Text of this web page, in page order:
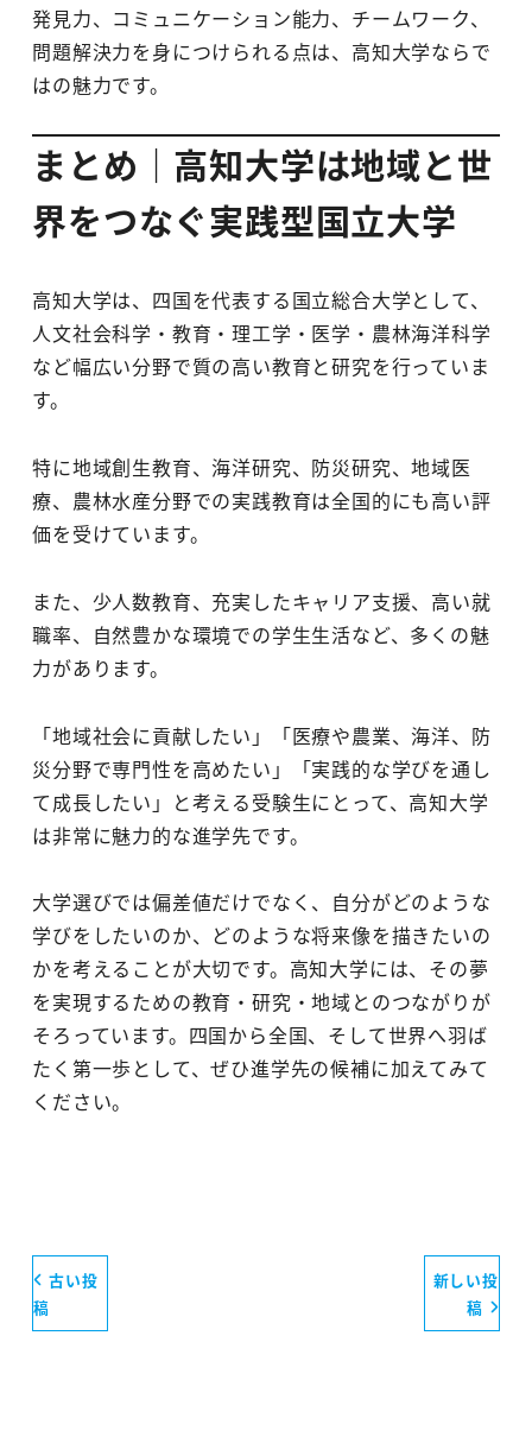
発見力、コミュニケーション能力、チームワーク、
問題解決力を身につけられる点は、高知大学ならで
はの魅力です。
まとめ｜高知大学は地域と世
界をつなぐ実践型国立大学
高知大学は、四国を代表する国立総合大学として、
人文社会科学・教育・理工学・医学・農林海洋科学
など幅広い分野で質の高い教育と研究を行っていま
す。
特に地域創生教育、海洋研究、防災研究、地域医
療、農林水産分野での実践教育は全国的にも高い評
価を受けています。
また、少人数教育、充実したキャリア支援、高い就
職率、自然豊かな環境での学生生活など、多くの魅
力があります。
「地域社会に貢献したい」「医療や農業、海洋、防
災分野で専門性を高めたい」「実践的な学びを通し
て成長したい」と考える受験生にとって、高知大学
は非常に魅力的な進学先です。
大学選びでは偏差値だけでなく、自分がどのような
学びをしたいのか、どのような将来像を描きたいの
かを考えることが大切です。高知大学には、その夢
を実現するための教育・研究・地域とのつながりが
そろっています。四国から全国、そして世界へ羽ば
たく第一歩として、ぜひ進学先の候補に加えてみて
ください。
古い投
稿
新しい投
稿